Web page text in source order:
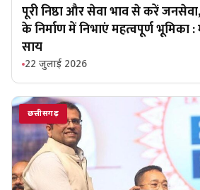
पूरी निष्ठा और सेवा भाव से करें
के निर्माण में निभाएं महत्वपूर्ण भूमिका
साय
22 जुलाई 2026
छत्तीसगढ़